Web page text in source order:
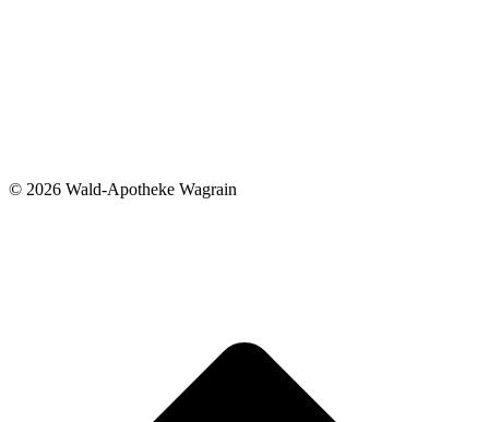
© 2026 Wald-Apotheke Wagrain